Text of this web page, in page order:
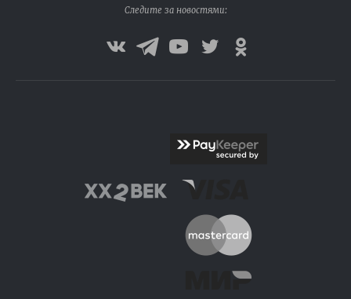
Следите за новостями: